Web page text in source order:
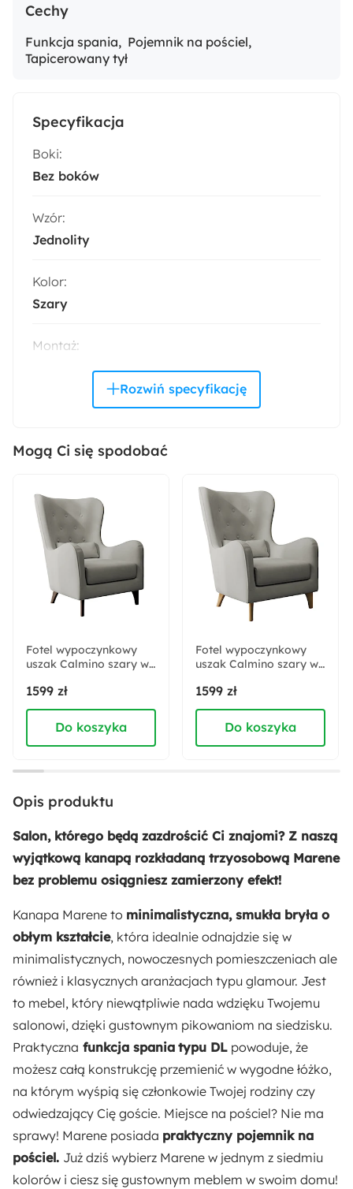
Cechy
Funkcja spania
Pojemnik na pościel
Tapicerowany tył
Specyfikacja
Boki:
Bez boków
Wzór:
Jednolity
Kolor:
Szary
Montaż:
Do samodzielnego montażu
Tkanina Drewno
Pianka meblowa
Płyta meblowa
Kolor obicia:
Szary
Kolor oparcia:
Kolor poduszek:
Szary
Kolor siedziska:
Szary
Materiał obicia:
Materiał oparcia:
Pianka poliuretanowa
Materiał siedziska:
Drewno Płyta wiórowa Sprężyny faliste
Sposób rozkładania:
System DL
Odpowiedzialny wybór:
Wyprodukowano w Polsce
Mogą Ci się spodobać
Fotel wypoczynkowy
uszak Calmino szary w
welur nóżki wenge
1599 zł
Do koszyka
Fotel wypoczynkowy
uszak Calmino szary w
welur nóżki buk
1599 zł
Do koszyka
Opis produktu
Salon, którego będą zazdrościć Ci znajomi? Z naszą
wyjątkową kanapą rozkładaną trzyosobową Marene
bez problemu osiągniesz zamierzony efekt!
Kanapa Marene to minimalistyczna, smukła bryła o
obłym kształcie, która idealnie odnajdzie się w
minimalistycznych, nowoczesnych pomieszczeniach ale
również i klasycznych aranżacjach typu glamour. Jest
to mebel, który niewątpliwie nada wdzięku Twojemu
salonowi, dzięki gustownym pikowaniom na siedzisku.
Praktyczna funkcja spania typu DL powoduje, że
możesz całą konstrukcję przemienić w wygodne łóżko,
na którym wyśpią się członkowie Twojej rodziny czy
odwiedzający Cię goście. Miejsce na pościel? Nie ma
sprawy! Marene posiada praktyczny pojemnik na
pościel. Już dziś wybierz Marene w jednym z siedmiu
kolorów i ciesz się gustownym meblem w swoim domu!